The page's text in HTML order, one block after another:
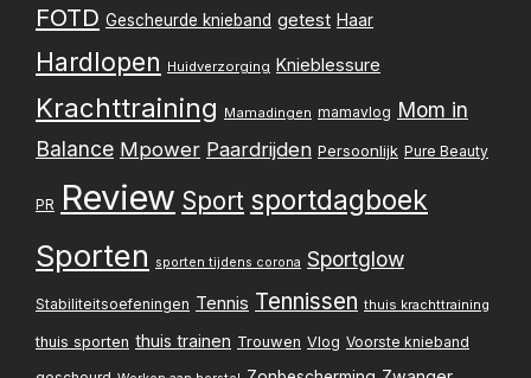
FOTD Gescheurde knieband getest Haar
Hardlopen Huidverzorging Knieblessure
Krachttraining Mamadingen mamavlog Mom in
Balance Mpower Paardrijden Persoonlijk Pure Beauty
PR Review Sport sportdagboek
Sporten sporten tijdens corona Sportglow
Stabiliteitsoefeningen Tennis Tennissen thuis krachttraining
thuis sporten thuis trainen Trouwen Vlog Voorste knieband